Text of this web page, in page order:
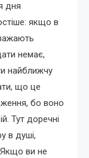
дня
якщо в
немає,
найближчу
що це
бо воно
Тут доречні
в душі,
Якщо ви не